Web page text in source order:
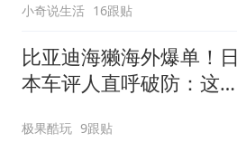
小奇说生活 16跟贴
比亚迪海獭海外爆单！日
本车评人直呼破防：这配
极果酷玩 9跟贴